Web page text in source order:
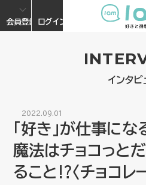
会員登録 ログイン
インタビ
2022.09.01
「好き」が仕事に
魔法はチョコっと
ること⁉〈チョコレ